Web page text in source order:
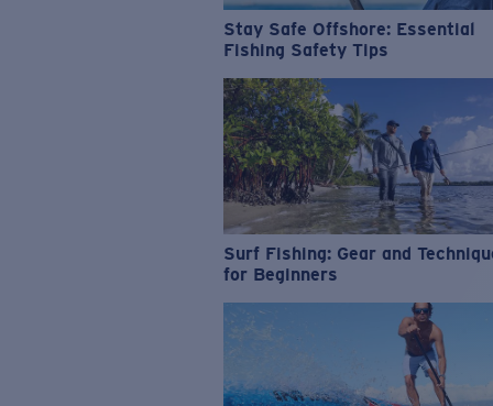
Stay Safe Offshore: Essential
Fishing Safety Tips
Surf Fishing: Gear and
for Beginners